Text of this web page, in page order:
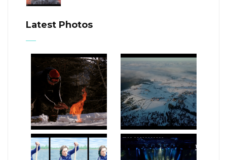
Latest Photos